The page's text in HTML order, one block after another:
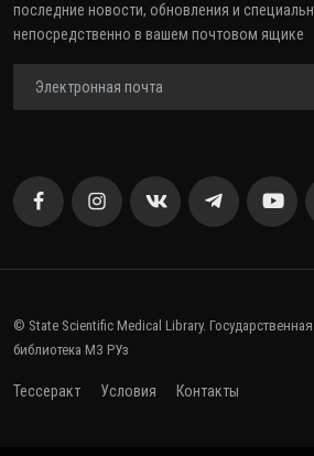
последние новости, обновления и
непосредственно в вашем почтовом ящике
© State Scientific Medical Library.
библиотека МЗ РУз
Тессеракт Условия Контакты